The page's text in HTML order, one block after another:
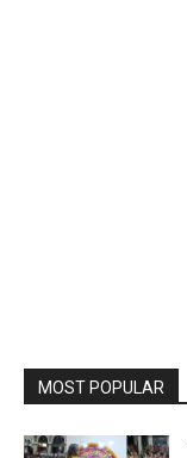
MOST POPULAR